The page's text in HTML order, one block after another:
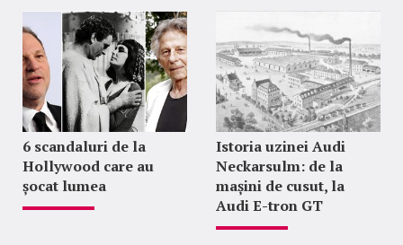
6 scandaluri de la
Hollywood care au
șocat lumea
Istoria uzinei Audi
Neckarsulm: de la
mașini de cusut, la
Audi E-tron GT